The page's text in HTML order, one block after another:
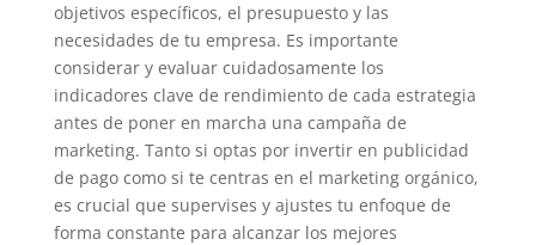
objetivos específicos, el presupuesto y las
necesidades de tu empresa. Es importante
considerar y evaluar cuidadosamente los
indicadores clave de rendimiento de cada estrategia
antes de poner en marcha una campaña de
marketing. Tanto si optas por invertir en publicidad
de pago como si te centras en el marketing orgánico,
es crucial que supervises y ajustes tu enfoque de
forma constante para alcanzar los mejores